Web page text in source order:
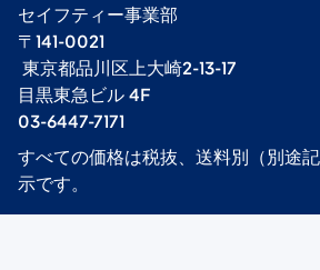
セイフティー事業部​
〒141-0021
​ 東京都品川区上大崎2-13-17​
目黒東急ビル 4F​
03-6447-7171
すべての価格は税抜、送料別（別途
示です。